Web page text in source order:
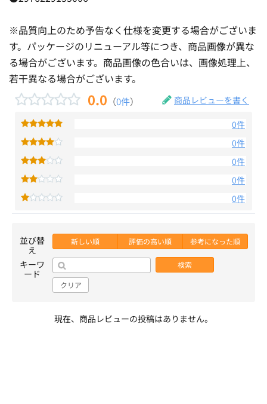
※品質向上のため予告なく仕様を変更する場合がございま
す。パッケージのリニューアル等につき、商品画像が異な
る場合がございます。商品画像の色合いは、画像処理上、
若干異なる場合がございます。
0.0 （0件） 商品レビューを書く
0件
0件
0件
0件
0件
並び替
え
新しい順 評価の高い順 参考になった順
キーワ
ード
検索
クリア
現在、商品レビューの投稿はありません。